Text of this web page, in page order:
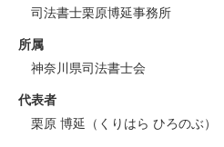
司法書士栗原博延事務所
所属
神奈川県司法書士会
代表者
栗原 博延（くりはら ひろのぶ）